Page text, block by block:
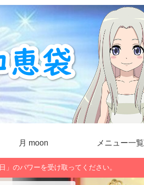
月 moon メニュー一覧
」のパワーを受け取ってください。